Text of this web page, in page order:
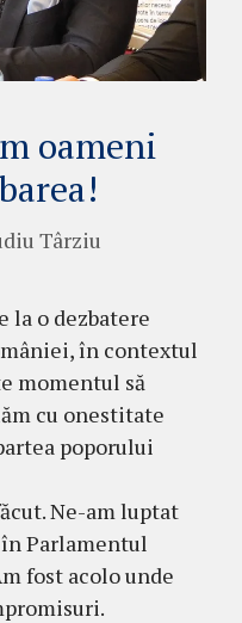
oameni
Târziu
la o dezbatere
în contextul
momentul să
cu onestitate
poporului
Ne-am luptat
Parlamentul
fost acolo unde